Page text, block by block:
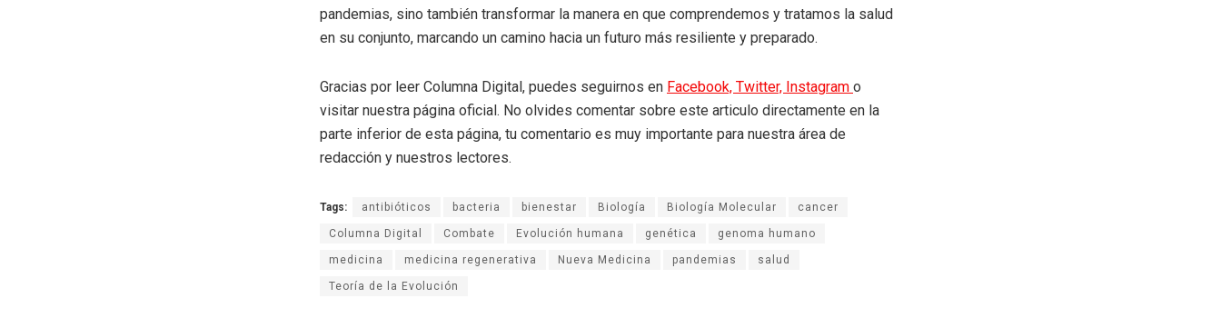
pandemias, sino también transformar la manera en que comprendemos y tratamos la salud
en su conjunto, marcando un camino hacia un futuro más resiliente y preparado.
Gracias por leer Columna Digital, puedes seguirnos en Facebook, Twitter, Instagram o
visitar nuestra página oficial. No olvides comentar sobre este articulo directamente en la
parte inferior de esta página, tu comentario es muy importante para nuestra área de
redacción y nuestros lectores.
Tags: antibióticos bacteria bienestar Biología Biología Molecular cancer
Columna Digital Combate Evolución humana genética genoma humano
medicina medicina regenerativa Nueva Medicina pandemias salud
Teoría de la Evolución